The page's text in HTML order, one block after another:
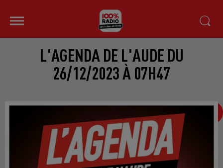
L'AGENDA DE L'AUDE DU
26/12/2023 À 07H47